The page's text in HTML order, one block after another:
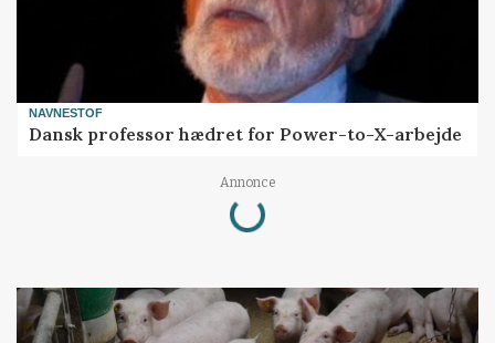
NAVNESTOF
Dansk professor hædret for Power-to-X-arbejde
Annonce
Loading...